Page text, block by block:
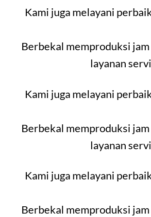
Kami juga melayani
Berbekal memproduksi
layanan
Kami juga melayani
Berbekal memproduksi
layanan
Kami juga melayani
Berbekal memproduksi